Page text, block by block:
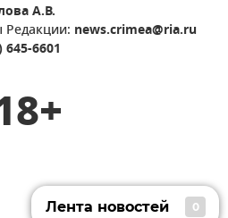
А.В.
Редакции: news.crimea@ria.ru
645-6601
Лента новостей 0